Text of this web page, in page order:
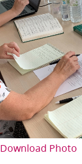
Download Photo